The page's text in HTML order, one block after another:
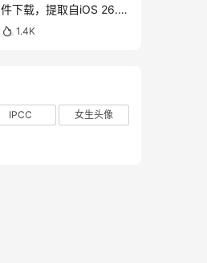
件下载，提取自iOS 26.4
beta 3
1.4K
IPCC
女生头像